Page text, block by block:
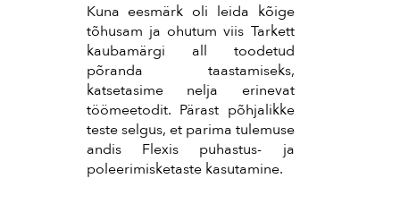
Kuna eesmärk oli leida kõige
tõhusam ja ohutum viis Tarkett
kaubamärgi all toodetud
põranda taastamiseks,
katsetasime nelja erinevat
töömeetodit. Pärast põhjalikke
teste selgus, et parima tulemuse
andis Flexis puhastus- ja
poleerimisketaste kasutamine.